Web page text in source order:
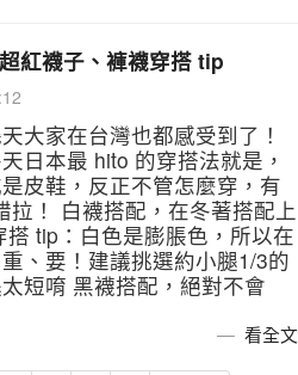
紅襪子、褲襪穿搭 tip
大家在台灣也都感受到了！
日本最 hito 的穿搭法就是，
皮鞋，反正不管怎麼穿，有
拉！ 白襪搭配，在冬著搭配上
tip：白色是膨脹色，所以在
、要！建議挑選約小腿1/3的
短唷 黑襪搭配，絕對不會
看全文